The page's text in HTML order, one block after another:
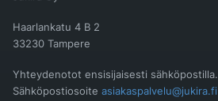
Haarlankatu 4 B 2
33230 Tampere
Yhteydenotot ensisijaisesti sähköpostilla.
Sähköpostiosoite asiakaspalvelu@jukira.fi